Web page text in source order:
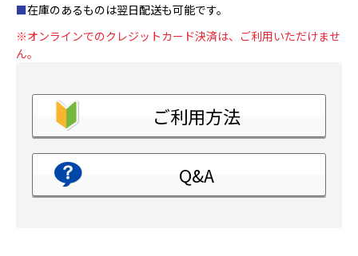
■在庫のあるものは翌日配送も可能です。
※オンラインでのクレジットカード決済は、ご利用いただけませ
ん。
ご利用方法
Q&A